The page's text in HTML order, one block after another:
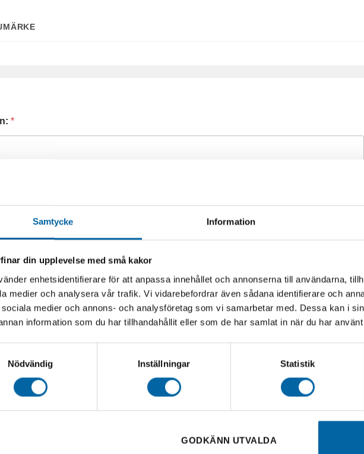
Samtycke Information
din upplevelse med små kakor
enhetsidentifierare för att anpassa innehållet och annonserna till användarna,
medier och analysera vår trafik. Vi vidarebefordrar även sådana identifierare och
medier och annons- och analysföretag som vi samarbetar med. Dessa kan i
information som du har tillhandahållit eller som de har samlat in när du har
Nödvändig
Inställningar Statistik
GODKÄNN UTVALDA
*
(eller önskemål om extrautrustning m.m. om du vill ha en offert på en maskin)*